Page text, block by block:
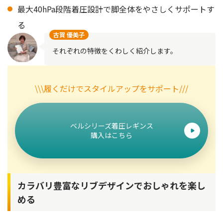
最大40hPa段階着圧設計で脚全体をやさしくサポートす
る
古賀 優美子
それぞれの特徴をくわしく紹介します。
\\\履くだけでスタイルアップをサポート///
ベルシリーズ着圧レギンス
購入はこちら
カラバリ豊富なリブデザインでおしゃれを楽し
める